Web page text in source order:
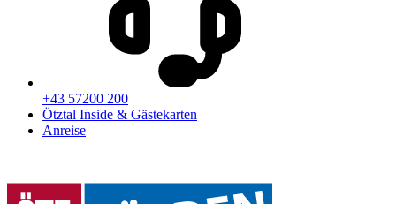
+43 57200 200
Ötztal Inside & Gästekarten
Anreise